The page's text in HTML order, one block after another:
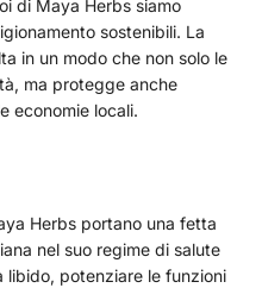
di Maya Herbs siamo
sostenibili. La
in un modo che non solo le
ma protegge anche
economie locali.
Herbs portano una fetta
nel suo regime di salute
libido, potenziare le funzioni